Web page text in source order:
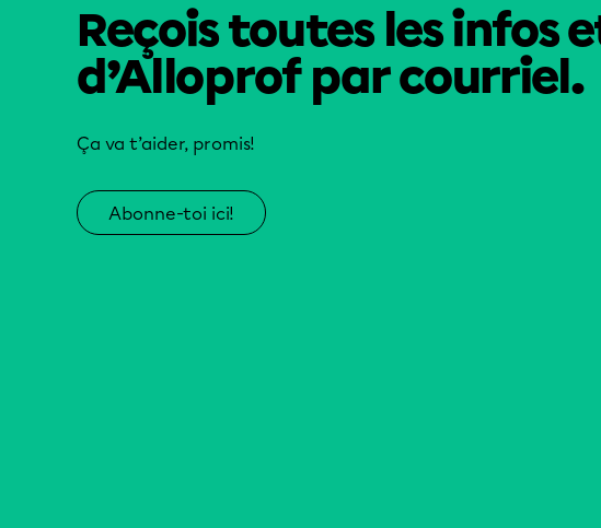
Reçois toutes les infos
d’Alloprof par courriel.
Ça va t’aider, promis!
Abonne-toi ici!